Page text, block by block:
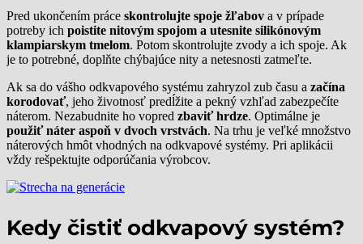
Pred ukončením práce skontrolujte spoje žľabov a v prípade
potreby ich poistite nitovým spojom a utesnite silikónovým
klampiarskym tmelom. Potom skontrolujte zvody a ich spoje. Ak
je to potrebné, doplňte chýbajúce nity a netesnosti zatmeľte.
Ak sa do vášho odkvapového systému zahryzol zub času a začína
korodovať, jeho životnosť predĺžite a pekný vzhľad zabezpečíte
náterom. Nezabudnite ho vopred zbaviť hrdze. Optimálne je
použiť náter aspoň v dvoch vrstvách. Na trhu je veľké množstvo
náterových hmôt vhodných na odkvapové systémy. Pri aplikácii
vždy rešpektujte odporúčania výrobcov.
Kedy čistiť odkvapový systém?